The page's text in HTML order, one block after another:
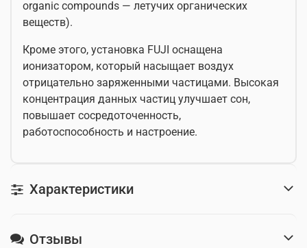
organic compounds — летучих органических
веществ).
Кроме этого, установка FUJI оснащена
ионизатором, который насыщает воздух
отрицательно заряженными частицами. Высокая
концентрация данных частиц улучшает сон,
повышает сосредоточенность,
работоспособность и настроение.
Характеристики
Отзывы